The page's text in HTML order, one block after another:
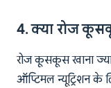
4. क्या रोज
रोज कूसकूस खाना
ऑप्टिमल न्यूट्रिशन के